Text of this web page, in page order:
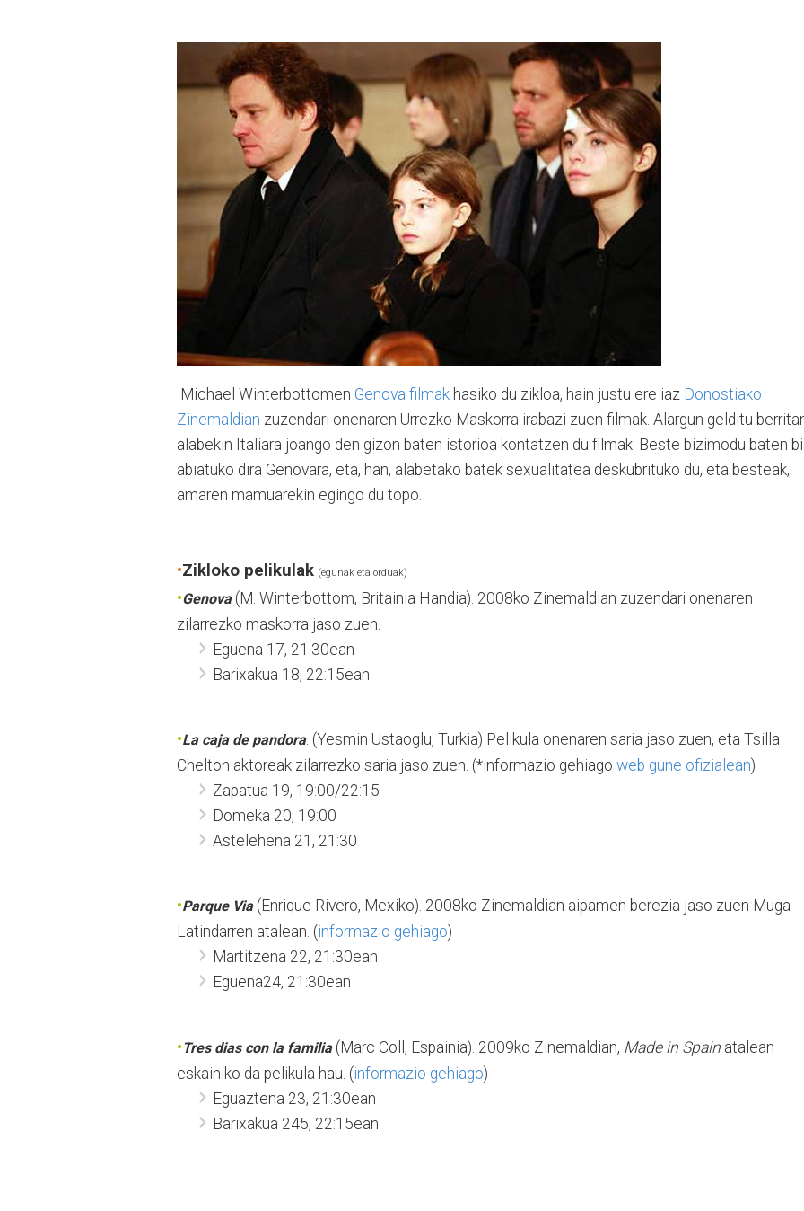
Michael Winterbottomen Genova filmak hasiko du zikloa, hain justu ere iaz Donostiako
Zinemaldian zuzendari onenaren Urrezko Maskorra irabazi zuen filmak. Alargun gelditu
alabekin Italiara joango den gizon baten istorioa kontatzen du filmak. Beste bizimodu baten
abiatuko dira Genovara, eta, han, alabetako batek sexualitatea deskubrituko du, eta besteak,
amaren mamuarekin egingo du topo.
•Zikloko pelikulak (egunak eta orduak)
•Genova (M. Winterbottom, Britainia Handia). 2008ko Zinemaldian zuzendari onenaren
zilarrezko maskorra jaso zuen.
Eguena 17, 21:30ean
Barixakua 18, 22:15ean
•La caja de pandora. (Yesmin Ustaoglu, Turkia) Pelikula onenaren saria jaso zuen, eta Tsilla
Chelton aktoreak zilarrezko saria jaso zuen. (*informazio gehiago web gune ofizialean)
Zapatua 19, 19:00/22:15
Domeka 20, 19:00
Astelehena 21, 21:30
•Parque Via(Enrique Rivero, Mexiko). 2008ko Zinemaldian aipamen berezia jaso zuen Muga
Latindarren atalean. (informazio gehiago)
Martitzena 22, 21:30ean
Eguena24, 21:30ean
• Tres dias con la familia(Marc Coll, Espainia). 2009ko Zinemaldian, Made in Spain atalean
eskainiko da pelikula hau. (informazio gehiago)
Eguaztena 23, 21:30ean
Barixakua 245, 22:15ean